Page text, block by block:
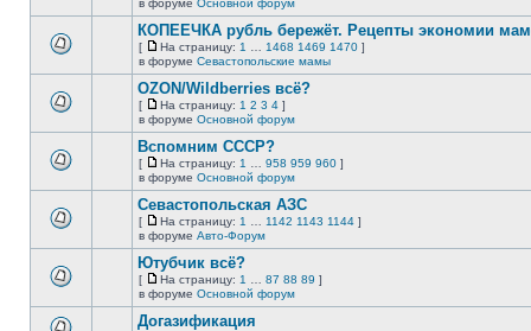
непрочитанных
сообщений.
этой
непрочитанных
сообщений.
страницу
в форуме Основной форум
этой
непрочитанных
сообщений.
КОПЕЕЧКА рубль бережёт. Рецепты экономии
[
На
страницу
На страницу: 1 1468 1469 1470 ]
в форуме Севастопольские мамы
этой
непрочитанных
сообщений.
OZON/Wildberries всё?
[
На
страницу
На страницу: 1 2 3 4 ]
в форуме Основной форум
этой
непрочитанных
сообщений.
Вспомним СССР?
[
На
страницу
На страницу: 1 958 959 960 ]
в форуме Основной форум
этой
непрочитанных
сообщений.
Севастопольская АЗС
[
На
страницу
На страницу: 1 1142 1143 1144 ]
в форуме Авто-Форум
этой
Ютубчик всё?
[
На
страницу
На страницу: 1 87 88 89 ]
в форуме Основной форум
Догазификация